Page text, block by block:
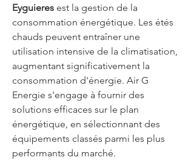
Eyguieres est la gestion de la
consommation énergétique. Les étés
chauds peuvent entraîner une
utilisation intensive de la climatisation,
augmentant significativement la
consommation d'énergie. Air G
Energie s'engage à fournir des
solutions efficaces sur le plan
énergétique, en sélectionnant des
équipements classés parmi les plus
performants du marché.